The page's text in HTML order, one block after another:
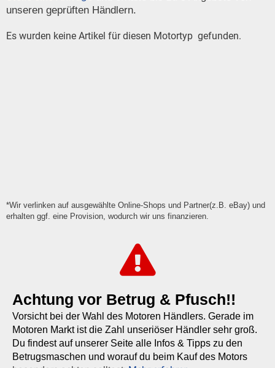
unseren geprüften Händlern.
Es wurden keine Artikel für diesen Motortyp gefunden.
*Wir verlinken auf ausgewählte Online-Shops und Partner(z.B. eBay) und
erhalten ggf. eine Provision, wodurch wir uns finanzieren.
Achtung vor Betrug & Pfusch!!
Vorsicht bei der Wahl des Motoren Händlers. Gerade im
Motoren Markt ist die Zahl unseriöser Händler sehr groß.
Du findest auf unserer Seite alle Infos & Tipps zu den
Betrugsmaschen und worauf du beim Kauf des Motors